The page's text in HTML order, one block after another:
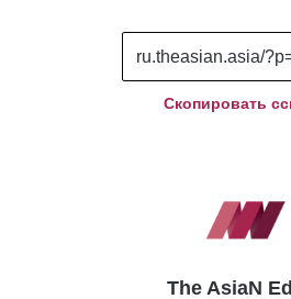
Скопировать
The AsiaN